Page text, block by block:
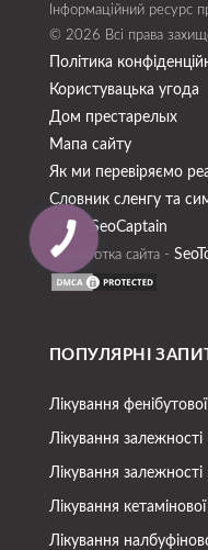
Інформаційний ресурс
© 2026 Всі права
Політика
Користувацька угода
Дом престарелых
Мапа сайту
Як ми перевіряємо
Словник сленгу та
SEO - SeoСaptain
Разработка сайта -
ПОПУЛЯРНІ
Лікування
Лікування
Лікування
Лікування
Лікування